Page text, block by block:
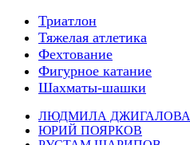
Триатлон
Тяжелая атлетика
Фехтование
Фигурное катание
Шахматы-шашки
ЛЮДМИЛА ДЖИГАЛОВА
ЮРИЙ ПОЯРКОВ